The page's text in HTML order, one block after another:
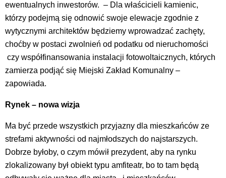
ewentualnych inwestorów. – Dla właścicieli kamienic,
którzy podejmą się odnowić swoje elewacje zgodnie z
wytycznymi architektów będziemy wprowadzać zachęty,
choćby w postaci zwolnień od podatku od nieruchomości
czy współfinansowania instalacji fotowoltaicznych, których
zamierza podjąć się Miejski Zakład Komunalny –
zapowiada.
Rynek – nowa wizja
Ma być przede wszystkich przyjazny dla mieszkańców ze
strefami aktywności od najmłodszych do najstarszych.
Dobrze byłoby, o czym mówił prezydent, aby na rynku
zlokalizowany był obiekt typu amfiteatr, bo to tam będą